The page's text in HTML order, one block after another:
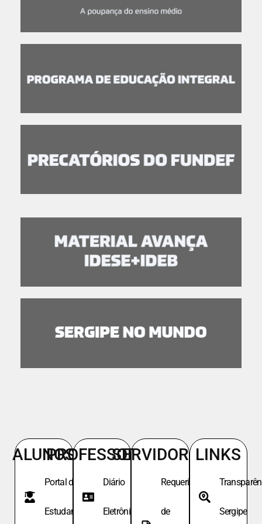
ALUNOS
Portal do
Estudante
PROFESSORES
Diário
Eletrônico
SERVIDORES
Requeri.
de
LINKS
Sergipe